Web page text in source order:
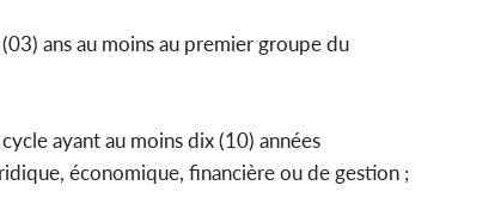
ans au moins au premier groupe du
ayant au moins dix (10) années
économique, financière ou de gestion ;